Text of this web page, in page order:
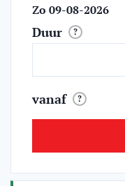
Zo 09-08-2026
Duur ?
vanaf ?